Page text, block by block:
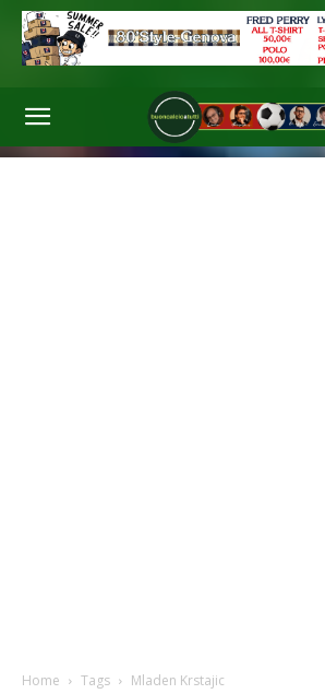
Home Tags Mladen Krstajic